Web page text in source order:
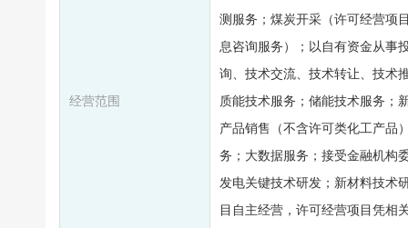
经营范围
测服务；煤炭开采（许可经营项
息咨询服务）；以自有资金从事
询、技术交流、技术转让、技术
质能技术服务；储能技术服务；
产品销售（不含许可类化工产品
务；大数据服务；接受金融机构
发电关键技术研发；新材料技术
目自主经营，许可经营项目凭相